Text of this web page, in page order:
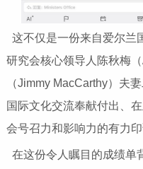
这不仅是一份来自爱尔兰
研究会核心领导人陈秋梅
（Jimmy MacCarthy）夫
国际文化交流奉献付出、
会号召力和影响力的有力印
在这份令人瞩目的成绩单